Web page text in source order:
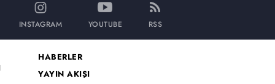
INSTAGRAM YOUTUBE RSS
HABERLER
YAYIN AKIŞI